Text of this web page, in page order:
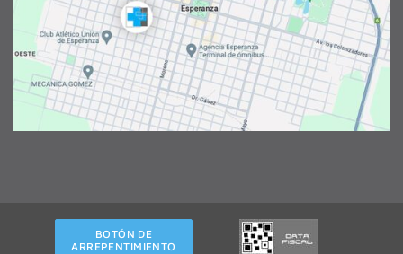
BOTÓN DE
ARREPENTIMIENTO